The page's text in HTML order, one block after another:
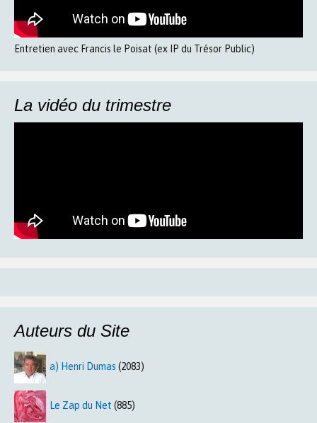
Entretien avec Francis le Poisat (ex IP du Trésor Public)
La vidéo du trimestre
Auteurs du Site
a) Henri Dumas (2083)
Le Zap du Net (885)